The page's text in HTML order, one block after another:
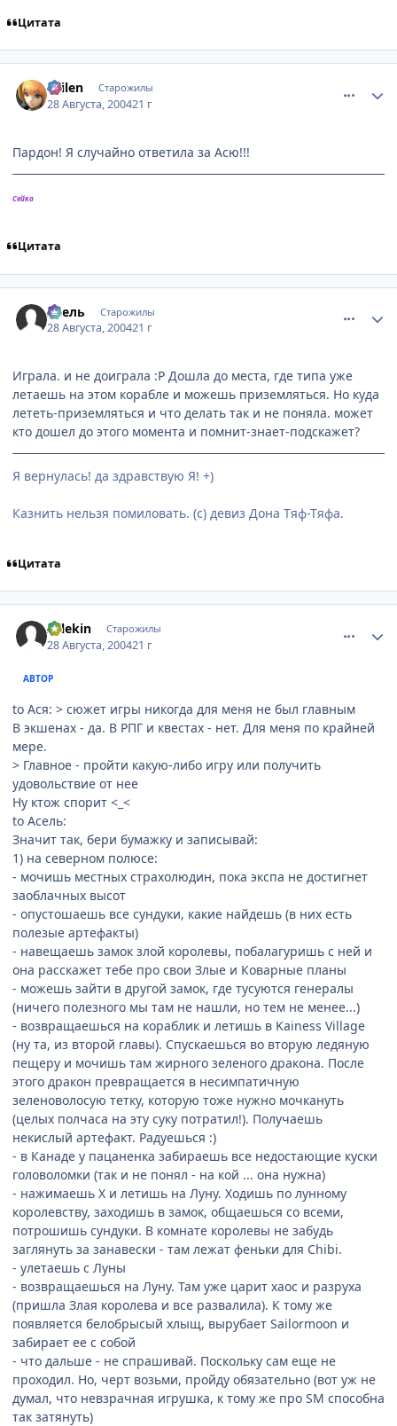
Цитата
Sailen Старожилы
28 Августа, 200421 г
Пардон! Я случайно ответила за Асю!!!
Сейка
Цитата
Асель Старожилы
28 Августа, 200421 г
Играла. и не доиграла :P Дошла до места, где типа уже
летаешь на этом корабле и можешь приземляться. Но куда
лететь-приземляться и что делать так и не поняла. может
кто дошел до этого момента и помнит-знает-подскажет?
Я вернулась! да здравствую Я! +)
Казнить нельзя помиловать. (с) девиз Дона Тяф-Тяфа.
Цитата
Arlekin Старожилы
28 Августа, 200421 г
АВТОР
to Ася: > сюжет игры никогда для меня не был главным
В экшенах - да. В РПГ и квестах - нет. Для меня по крайней
мере.
> Главное - пройти какую-либо игру или получить
удовольствие от нее
Ну ктож спорит <_<
to Асель:
Значит так, бери бумажку и записывай:
1) на северном полюсе:
- мочишь местных страхолюдин, пока экспа не достигнет
заоблачных высот
- опустошаешь все сундуки, какие найдешь (в них есть
полезые артефакты)
- навещаешь замок злой королевы, побалагуришь с ней и
она расскажет тебе про свои Злые и Коварные планы
- можешь зайти в другой замок, где тусуются генералы
(ничего полезного мы там не нашли, но тем не менее...)
- возвращаешься на кораблик и летишь в Kainess Village
(ну та, из второй главы). Спускаешься во вторую ледяную
пещеру и мочишь там жирного зеленого дракона. После
этого дракон превращается в несимпатичную
зеленоволосую тетку, которую тоже нужно мочкануть
(целых полчаса на эту суку потратил!). Получаешь
некислый артефакт. Радуешься :)
- в Канаде у пацаненка забираешь все недостающие куски
головоломки (так и не понял - на кой ... она нужна)
- нажимаешь X и летишь на Луну. Ходишь по лунному
королевству, заходишь в замок, общаешься со всеми,
потрошишь сундуки. В комнате королевы не забудь
заглянуть за занавески - там лежат феньки для Chibi.
- улетаешь с Луны
- возвращаешься на Луну. Там уже царит хаос и разруха
(пришла Злая королева и все развалила). К тому же
появляется белобрысый хлыщ, вырубает Sailormoon и
забирает ее с собой
- что дальше - не спрашивай. Поскольку сам еще не
проходил. Но, черт возьми, пройду обязательно (вот уж не
думал, что невзрачная игрушка, к тому же про SM способна
так затянуть)